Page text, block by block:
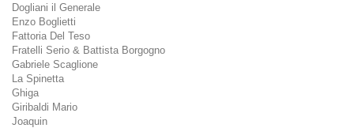
Dogliani il Generale
Enzo Boglietti
Fattoria Del Teso
Fratelli Serio & Battista Borgogno
Gabriele Scaglione
La Spinetta
Ghiga
Giribaldi Mario
Joaquin